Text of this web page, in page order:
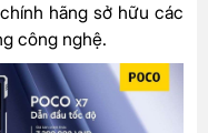
hãng sở hữu các
công nghệ.